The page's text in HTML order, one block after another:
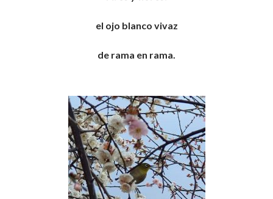
el ojo blanco vivaz
de rama en rama.